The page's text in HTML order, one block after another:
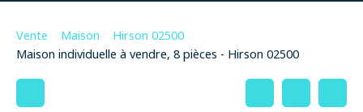
Vente Maison
Hirson 02500
Maison individuelle à vendre, 8 pièces - Hirson 02500